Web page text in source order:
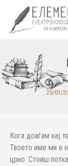
25/01/
Кога доаѓам кај
Твоето име ми е
црно. Стоиш